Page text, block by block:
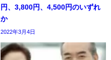
円、3,800円、4,500円のいずれ
か
2022年3月4日